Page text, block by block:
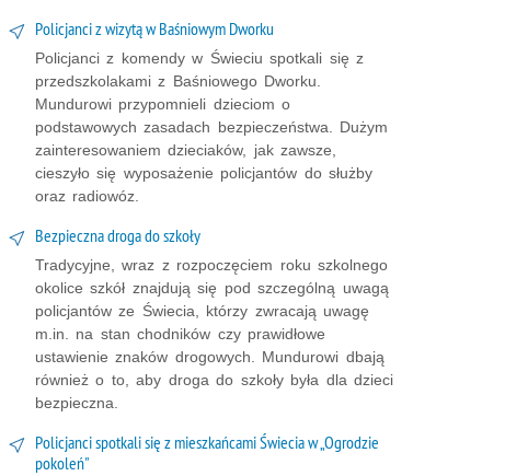
Policjanci z wizytą w Baśniowym Dworku
Policjanci z komendy w Świeciu spotkali się z
przedszkolakami z Baśniowego Dworku.
Mundurowi przypomnieli dzieciom o
podstawowych zasadach bezpieczeństwa. Dużym
zainteresowaniem dzieciaków, jak zawsze,
cieszyło się wyposażenie policjantów do służby
oraz radiowóz.
Bezpieczna droga do szkoły
Tradycyjne, wraz z rozpoczęciem roku szkolnego
okolice szkół znajdują się pod szczególną uwagą
policjantów ze Świecia, którzy zwracają uwagę
m.in. na stan chodników czy prawidłowe
ustawienie znaków drogowych. Mundurowi dbają
również o to, aby droga do szkoły była dla dzieci
bezpieczna.
Policjanci spotkali się z mieszkańcami Świecia w „Ogrodzie
pokoleń"